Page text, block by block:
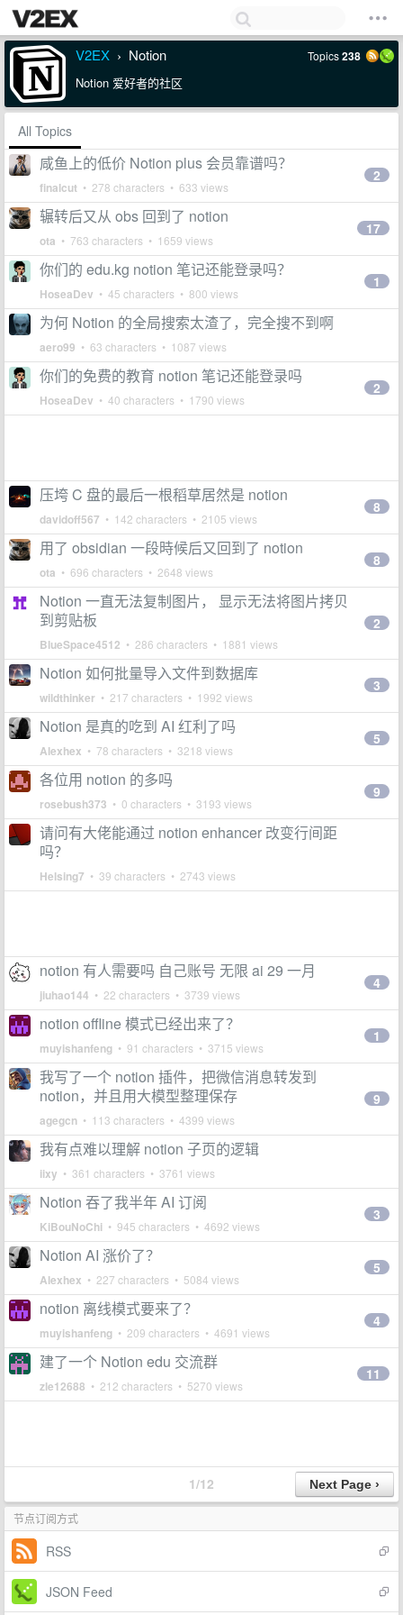
V2EX › Notion Topics238
Notion 爱好者的社区
All Topics
咸鱼上的低价 Notion plus 会员靠谱吗？
finalcut • 278 characters • 633 views
2
辗转后又从 obs 回到了 notion
ota • 763 characters • 1659 views
17
你们的 edu.kg notion 笔记还能登录吗？
HoseaDev • 45 characters • 800 views
1
为何 Notion 的全局搜索太渣了，完全搜不到啊
aero99 • 63 characters • 1087 views
你们的免费的教育 notion 笔记还能登录吗
HoseaDev • 40 characters • 1790 views
2
压垮 C 盘的最后一根稻草居然是 notion
davidoff567 • 142 characters • 2105 views
8
用了 obsidian 一段時候后又回到了 notion
ota • 696 characters • 2648 views
8
Notion 一直无法复制图片， 显示无法将图片拷贝
到剪贴板
BlueSpace4512 • 286 characters • 1881 views
2
Notion 如何批量导入文件到数据库
wildthinker • 217 characters • 1992 views
3
Notion 是真的吃到 AI 红利了吗
Alexhex • 78 characters • 3218 views
5
各位用 notion 的多吗
rosebush373 • 0 characters • 3193 views
9
请问有大佬能通过 notion enhancer 改变行间距
吗？
Helsing7 • 39 characters • 2743 views
notion 有人需要吗 自己账号 无限 ai 29 一月
jiuhao144 • 22 characters • 3739 views
4
notion offline 模式已经出来了？
muyishanfeng • 91 characters • 3715 views
1
我写了一个 notion 插件，把微信消息转发到
notion，并且用大模型整理保存
agegcn • 113 characters • 4399 views
9
我有点难以理解 notion 子页的逻辑
iixy • 361 characters • 3761 views
Notion 吞了我半年 AI 订阅
KiBouNoChi • 945 characters • 4692 views
3
Notion AI 涨价了？
Alexhex • 227 characters • 5084 views
5
notion 离线模式要来了？
muyishanfeng • 209 characters • 4691 views
4
建了一个 Notion edu 交流群
zle12688 • 212 characters • 5270 views
11
1/12
节点订阅方式
RSS
JSON Feed